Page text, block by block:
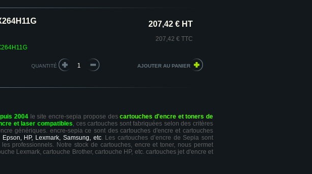
207,42 € HT
207,42 € TTC
QUANTITÉ
2004 le site encre-sepia propose descartouches d'encre et toners de
et laser compatibles, ces cartouches sont fabriquées selon des critères
génériques. encre-sepia ce sont des cartouches d'encre et cartouches
HP, Lexmark, Samsung, etc. Les cartouches d’encre de Sepia sont
professionnels. Notre stock de cartouches, encre et toner, nous permet
Lexmark, cartouche Brother, cartouche HP, etc. cartouches jet d'encre et